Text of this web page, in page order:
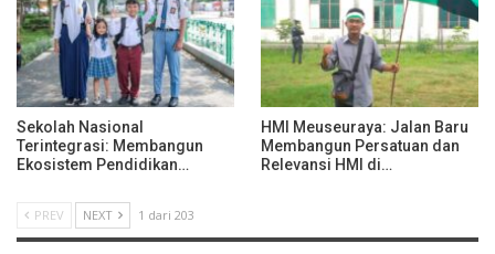
Sekolah Nasional
Terintegrasi: Membangun
Ekosistem Pendidikan…
HMI Meuseuraya: Jalan Baru
Membangun Persatuan dan
Relevansi HMI di…
PREV NEXT 1 dari 203